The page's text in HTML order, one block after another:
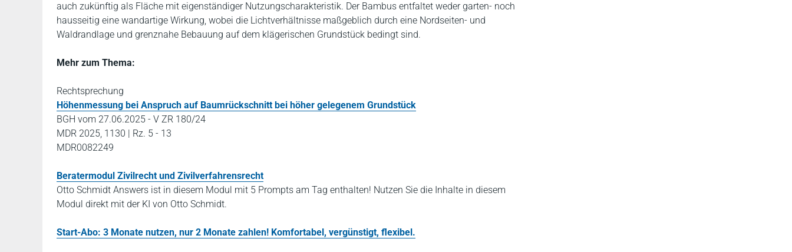
auch zukünftig als Fläche mit eigenständiger Nutzungscharakteristik. Der Bambus entfaltet weder garten- noch
hausseitig eine wandartige Wirkung, wobei die Lichtverhältnisse maßgeblich durch eine Nordseiten- und
Waldrandlage und grenznahe Bebauung auf dem klägerischen Grundstück bedingt sind.
Mehr zum Thema:
Rechtsprechung
Höhenmessung bei Anspruch auf Baumrückschnitt bei höher gelegenem Grundstück
BGH vom 27.06.2025 - V ZR 180/24
MDR 2025, 1130 | Rz. 5 - 13
MDR0082249
Beratermodul Zivilrecht und Zivilverfahrensrecht
Otto Schmidt Answers ist in diesem Modul mit 5 Prompts am Tag enthalten! Nutzen Sie die Inhalte in diesem
Modul direkt mit der KI von Otto Schmidt.
Start-Abo: 3 Monate nutzen, nur 2 Monate zahlen! Komfortabel, vergünstigt, flexibel.